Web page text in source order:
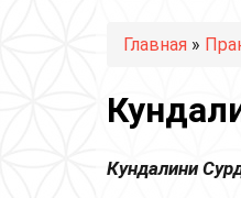
Вы здесь
Главная »
Кундалини